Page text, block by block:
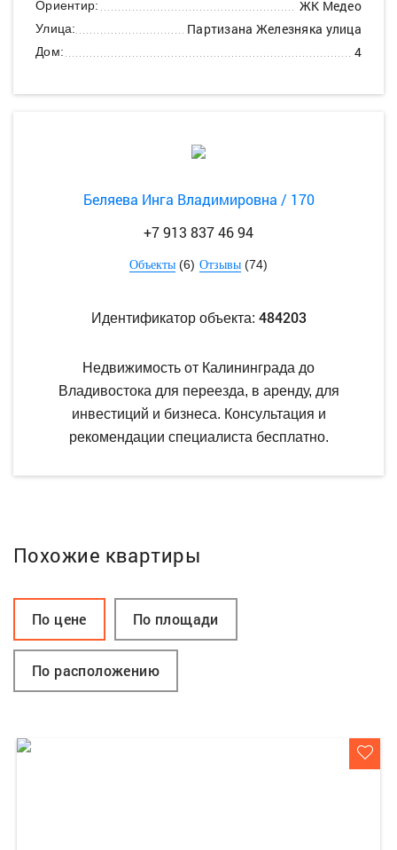
Ориентир: ЖК Медео
Улица: Партизана Железняка улица
Дом: 4
Беляева Инга Владимировна / 170
+7 913 837 46 94
Объекты (6) Отзывы (74)
Идентификатор объекта: 484203
Недвижимость от Калининграда до
Владивостока для переезда, в аренду, для
инвестиций и бизнеса. Консультация и
рекомендации специалиста бесплатно.
Похожие квартиры
По цене По площади
По расположению